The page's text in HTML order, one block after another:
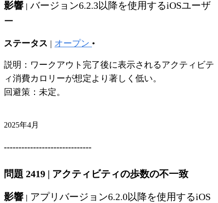
影響 | バージョン6.2.3以降を使用するiOSユーザ
ー
ステータス | オープン •
説明：ワークアウト完了後に表示されるアクティビテ
ィ消費カロリーが想定より著しく低い。
回避策：未定。
2025年4月
------------------------------
問題 2419 | アクティビティの歩数の不一致
影響 | アプリバージョン6.2.0以降を使用するiOS